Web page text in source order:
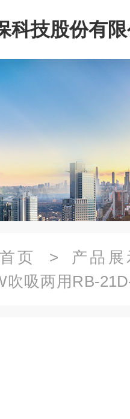
科技股份有
首页 > 产品展
吹吸两用RB-